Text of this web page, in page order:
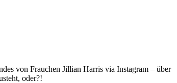
von Frauchen Jillian Harris via Instagram – über
oder?!